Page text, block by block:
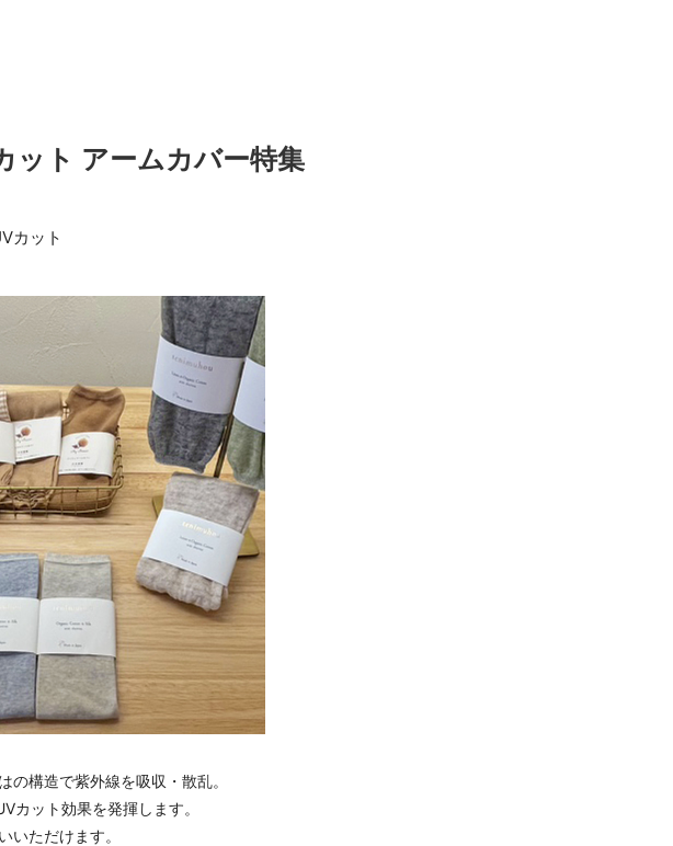
ット アームカバー特集
カット
構造で紫外線を吸収・散乱。
カット効果を発揮します。
いただけます。